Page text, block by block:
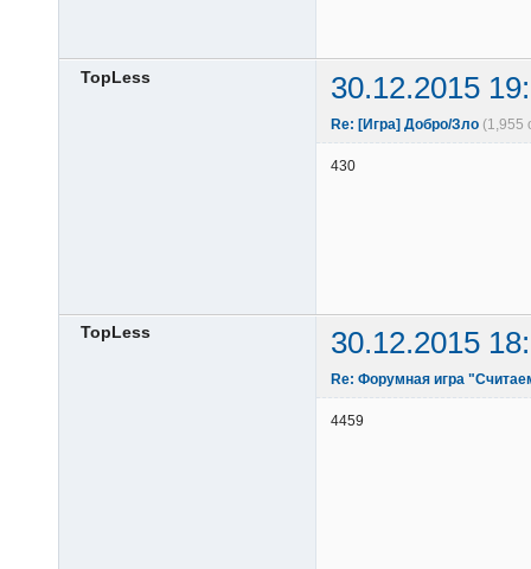
TopLess 30.12.2015
Re: [Игра] Добро/Зло (1,955
430
TopLess 30.12.2015
Re: Форумная игра
4459